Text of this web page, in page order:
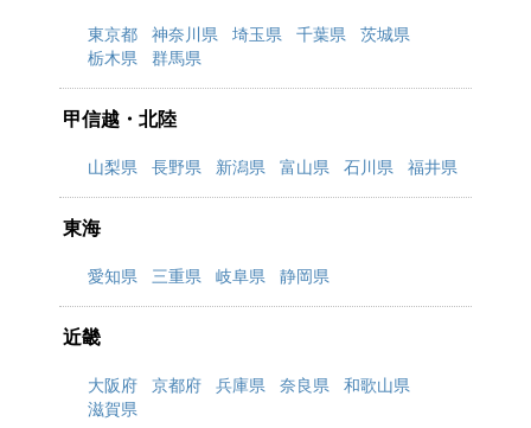
東京都 神奈川県 埼玉県 千葉県
茨城県
栃木県
群馬県
甲信越・北陸
山梨県 長野県 新潟県 富山県 石川県 福井県
東海
愛知県 三重県 岐阜県 静岡県
近畿
大阪府 京都府 兵庫県 奈良県
和歌山県
滋賀県